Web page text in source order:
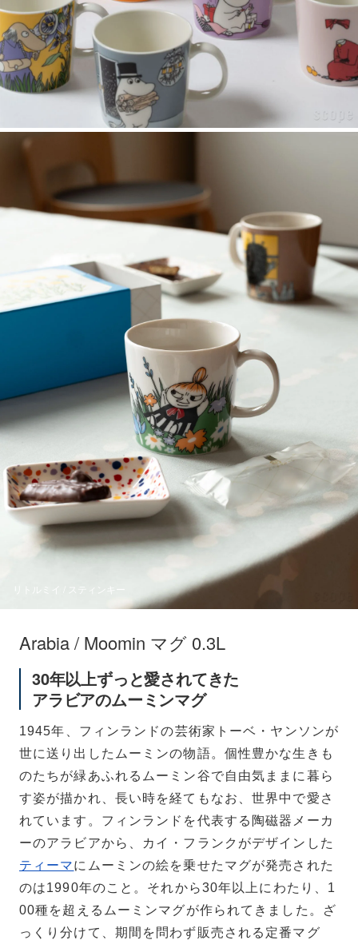
リトルミイ / スティンキー
Arabia / Moomin マグ 0.3L
30年以上ずっと愛されてきた
アラビアのムーミンマグ
1945年、フィンランドの芸術家トーベ・ヤンソンが
世に送り出したムーミンの物語。個性豊かな生きも
のたちが緑あふれるムーミン谷で自由気ままに暮ら
す姿が描かれ、長い時を経てもなお、世界中で愛さ
れています。フィンランドを代表する陶磁器メーカ
ーのアラビアから、カイ・フランクがデザインした
ティーマにムーミンの絵を乗せたマグが発売された
のは1990年のこと。それから30年以上にわたり、1
00種を超えるムーミンマグが作られてきました。ざ
っくり分けて、期間を問わず販売される定番マグ